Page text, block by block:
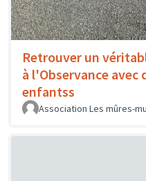
Retrouver un
à l'Observance avec
enfantss
Association Les mûres-